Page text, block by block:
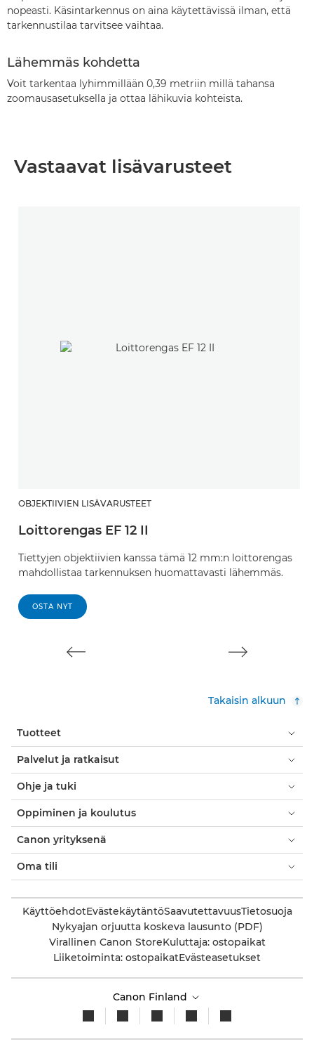
nopeasti. Käsintarkennus on aina käytettävissä ilman, että
tarkennustilaa tarvitsee vaihtaa.
Lähemmäs kohdetta
Voit tarkentaa lyhimmillään 0,39 metriin millä tahansa
zoomausasetuksella ja ottaa lähikuvia kohteista.
Vastaavat lisävarusteet
OBJEKTIIVIEN LISÄVARUSTEET
Loittorengas EF 12 II
Tiettyjen objektiivien kanssa tämä 12 mm:n loittorengas
mahdollistaa tarkennuksen huomattavasti lähemmäs.
OSTA NYT
Takaisin alkuun
Tuotteet
Palvelut ja ratkaisut
Ohje ja tuki
Oppiminen ja koulutus
Canon yrityksenä
Oma tili
KäyttöehdotEvästekäytäntöSaavutettavuusTietosuoja
Nykyajan orjuutta koskeva lausunto (PDF)
Virallinen Canon StoreKuluttaja: ostopaikat
Liiketoiminta: ostopaikatEvästeasetukset
Canon Finland